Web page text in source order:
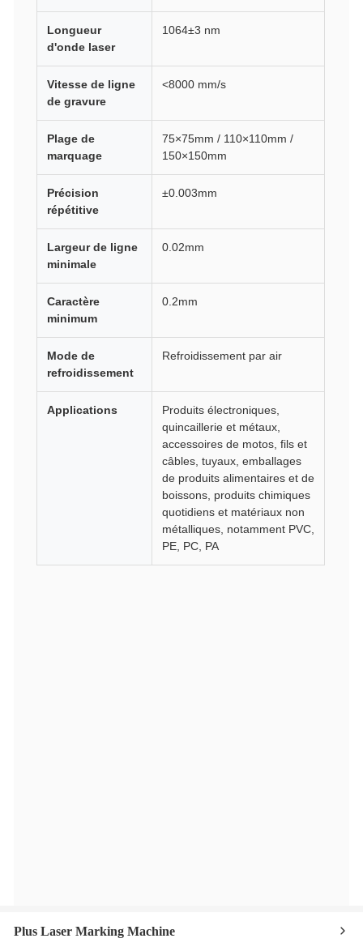
Longueur
d'onde laser
1064±3 nm
Vitesse de ligne
de gravure
<8000 mm/s
Plage de
marquage
75×75mm / 110×110mm /
150×150mm
Précision
répétitive
±0.003mm
Largeur de ligne
minimale
0.02mm
Caractère
minimum
0.2mm
Mode de
refroidissement
Refroidissement par air
Applications
Produits électroniques,
quincaillerie et métaux,
accessoires de motos, fils et
câbles, tuyaux, emballages
de produits alimentaires et de
boissons, produits chimiques
quotidiens et matériaux non
métalliques, notamment PVC,
PE, PC, PA
Plus Laser Marking Machine